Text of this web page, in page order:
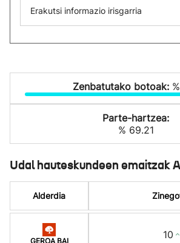
Erakutsi informazio irisgarria
Zenbatutako botoak:
Parte-hartzea:
% 69.21
Udal hauteskundeen emaitzak
Alderdia
GEROA BAI
10